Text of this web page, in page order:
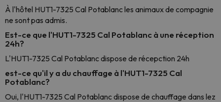
À l'hôtel HUT1-7325 Cal Potablanc les animaux de compagnie
ne sont pas admis.
Est-ce que l'HUT1-7325 Cal Potablanc à une réception
24h?
L'HUT1-7325 Cal Potablanc dispose de récepction 24h
est-ce qu'il y a du chauffage à l'HUT1-7325 Cal
Potablanc?
Oui, l'HUT1-7325 Cal Potablanc dispose de chauffage dans lez